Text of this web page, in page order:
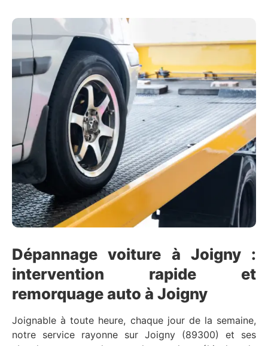
Dépannage voiture à Joigny :
intervention rapide et
remorquage auto à Joigny
Joignable à toute heure, chaque jour de la semaine,
notre service rayonne sur Joigny (89300) et ses